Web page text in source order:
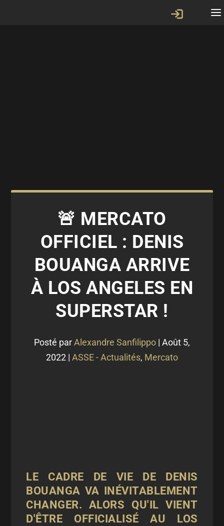
🚨 MERCATO
OFFICIEL : DENIS
BOUANGA ARRIVE
À LOS ANGELES EN
SUPERSTAR !
Posté parAlexandre Sanfilippo | Août 5,
2022 | ASSE - Actualités, Mercato
LE CADRE DE VIE DE DENIS
BOUANGA VA INÉVITABLEMENT
CHANGER. ALORS QU'IL VIENT
D'ÊTRE OFFICIALISÉ AU LOS